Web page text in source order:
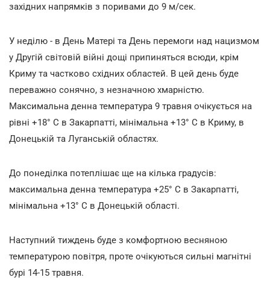
західних напрямків з поривами до 9 м/сек.
У неділю - в День Матері та День перемоги над нацизмом
у Другій світовій війні дощі припиняться всюди, крім
Криму та частково східних областей. В цей день буде
переважно сонячно, з незначною хмарністю.
Максимальна денна температура 9 травня очікується на
рівні +18° С в Закарпатті, мінімальна +13° С в Криму, в
Донецькій та Луганській областях.
До понеділка потеплішає ще на кілька градусів:
максимальна денна температура +25° С в Закарпатті,
мінімальна +13° С в Донецькій області.
Наступний тиждень буде з комфортною весняною
температурою повітря, проте очікуються сильні магнітні
бурі 14-15 травня.